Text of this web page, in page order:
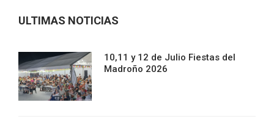
ULTIMAS NOTICIAS
10,11 y 12 de Julio Fiestas del
Madroño 2026